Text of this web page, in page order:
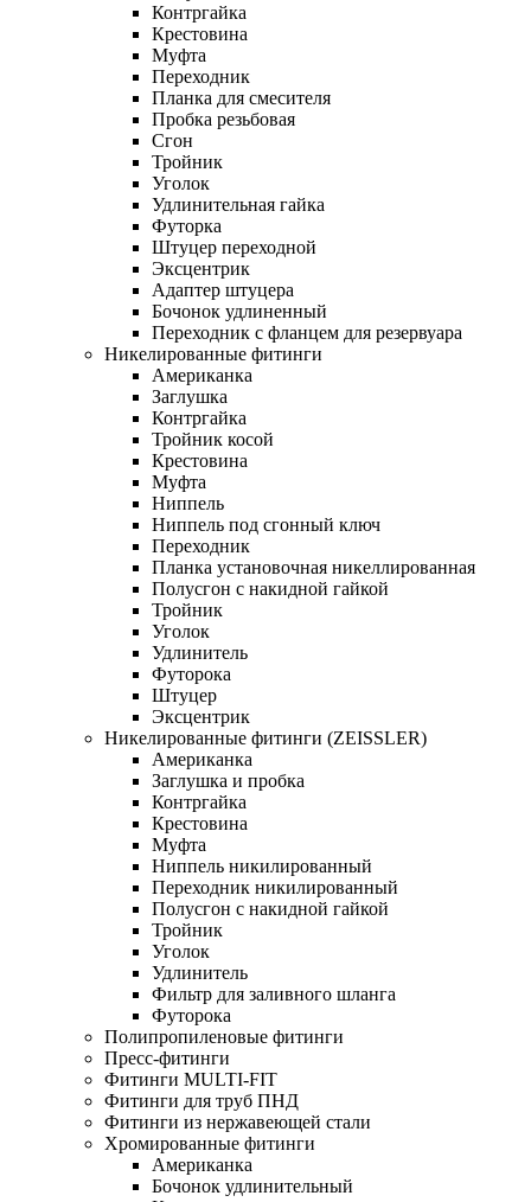
Контргайка
Крестовина
Муфта
Переходник
Планка для смесителя
Пробка резьбовая
Сгон
Тройник
Уголок
Удлинительная гайка
Футорка
Штуцер переходной
Эксцентрик
Адаптер штуцера
Бочонок удлиненный
Переходник с фланцем для резервуара
Никелированные фитинги
Американка
Заглушка
Контргайка
Тройник косой
Крестовина
Муфта
Ниппель
Ниппель под сгонный ключ
Переходник
Планка установочная никеллированная
Полусгон с накидной гайкой
Тройник
Уголок
Удлинитель
Футорока
Штуцер
Эксцентрик
Никелированные фитинги (ZEISSLER)
Американка
Заглушка и пробка
Контргайка
Крестовина
Муфта
Ниппель никилированный
Переходник никилированный
Полусгон с накидной гайкой
Тройник
Уголок
Удлинитель
Фильтр для заливного шланга
Футорока
Полипропиленовые фитинги
Пресс-фитинги
Фитинги MULTI-FIT
Фитинги для труб ПНД
Фитинги из нержавеющей стали
Хромированные фитинги
Американка
Бочонок удлинительный